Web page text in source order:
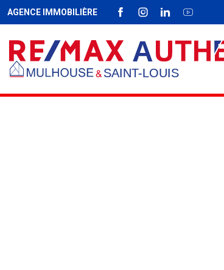
AGENCE IMMOBILIÈRE
FACEBOOK
INSTAGRAM
LINKEDINYOUTUBE